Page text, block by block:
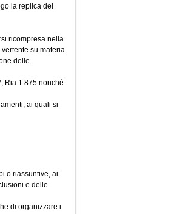
la replica del
ricompresa nella
su materia
delle
Ria 1.875 nonché
ai quali si
o riassuntive, ai
e delle
di organizzare i